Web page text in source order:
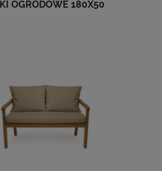
OGRODOWE 180X50